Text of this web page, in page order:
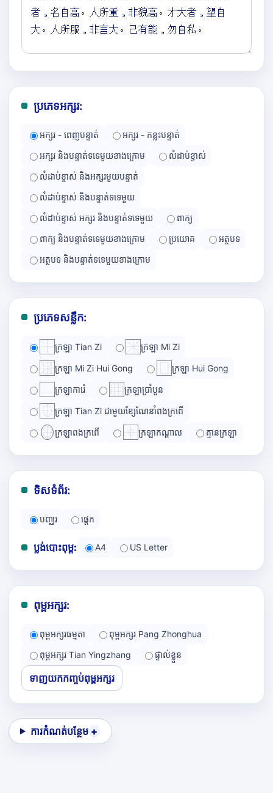
ប្រភេទអក្សរ:
អក្សរ - ពេញបន្ទាត់
អក្សរ - កន្លះបន្ទាត់
អក្សរ និងបន្ទាត់ទទេមួយខាងក្រោម
លំដាប់ខ្ទាស់
លំដាប់ខ្ទាស់ និងអក្សរមួយបន្ទាត់
លំដាប់ខ្ទាស់ និងបន្ទាត់ទទេមួយ
លំដាប់ខ្ទាស់ អក្សរ និងបន្ទាត់ទទេមួយ
ពាក្យ
ពាក្យ និងបន្ទាត់ទទេមួយខាងក្រោម
ប្រយោគ
អត្ថបទ
អត្ថបទ និងបន្ទាត់ទទេមួយខាងក្រោម
ប្រភេទសន្លឹក:
ក្រឡា Tian Zi ក្រឡា Mi Zi
ក្រឡា Mi Zi Hui Gong ក្រឡា Hui Gong
ក្រឡាការ៉េ ក្រឡាប្រាំបួន
ក្រឡា Tian Zi ជាមួយខ្សែណែនាំពងក្រពើ
ក្រឡាពងក្រពើ ក្រឡាកណ្ដាល គ្មានក្រឡា
ទិសទំព័រ:
បញ្ឈរ ផ្ដេក
ប្លង់បោះពុម្ព: A4 US Letter
ពុម្ពអក្សរ:
ពុម្ពអក្សរធម្មតា
ពុម្ពអក្សរ Pang Zhonghua
ពុម្ពអក្សរ Tian Yingzhang
ផ្ទាល់ខ្លួន
ទាញយកកញ្ចប់ពុម្ពអក្សរ
ការកំណត់បន្ថែម